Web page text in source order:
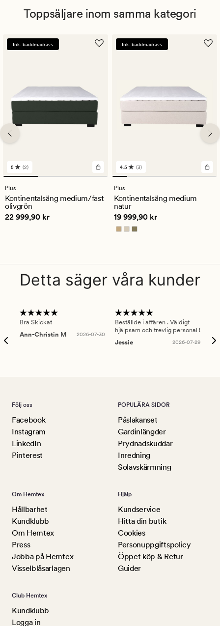
Toppsäljare inom samma kategori
Ink. bäddmadrass
2
omdömen
med
ett
genomsnittligt
betyg
på
5 (2)
Plus
Kontinentalsäng medium/fast
olivgrön
Pris 22 999,90 kr
22 999,90 kr
Ink. bäddmadrass
3
omdömen
med
ett
genomsnittligt
betyg
på
4.5
4.5 (3)
Plus
Kontinentalsäng medium
natur
Pris 19 999,90 kr
19 999,90 kr
Detta säger våra kunder
Bra Skickat
Ann-Christin M
2026-07-30
Beställde i affären . Väldigt
hjälpsam och trevlig personal !
Jessie
2026-07-29
Följ oss
Facebook
Instagram
LinkedIn
Pinterest
POPULÄRA SIDOR
Påslakanset
Gardinlängder
Prydnadskuddar
Inredning
Solavskärmning
Om Hemtex
Hållbarhet
Kundklubb
Om Hemtex
Press
Jobba på Hemtex
Visselblåsarlagen
Hjälp
Kundservice
Hitta din butik
Cookies
Personuppgiftspolicy
Öppet köp & Retur
Guider
Club Hemtex
Kundklubb
Logga in